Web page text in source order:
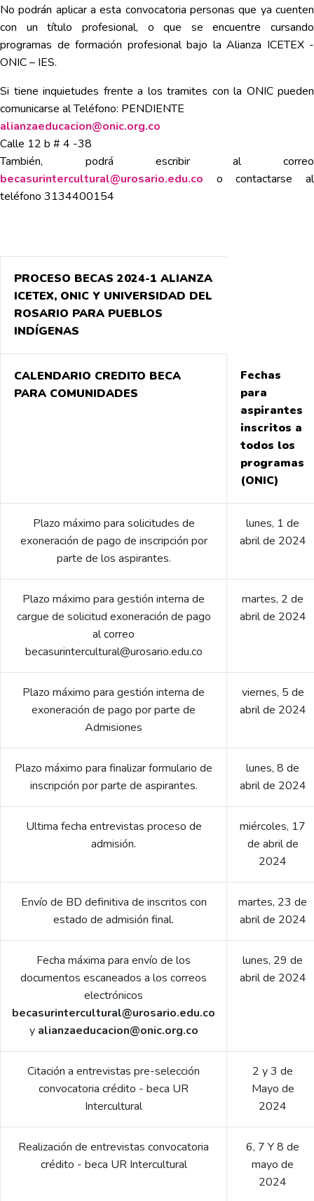
No podrán aplicar a esta convocatoria personas que ya cuenten
con un título profesional, o que se encuentre cursando
programas de formación profesional bajo la Alianza ICETEX -
ONIC – IES.
Si tiene inquietudes frente a los tramites con la ONIC pueden
comunicarse al Teléfono: PENDIENTE
alianzaeducacion@onic.org.co
Calle 12 b # 4 -38
También, podrá escribir al correo
becasurintercultural@urosario.edu.co o contactarse al
teléfono 3134400154
PROCESO BECAS 2024-1 ALIANZA
ICETEX, ONIC Y UNIVERSIDAD DEL
ROSARIO PARA PUEBLOS
INDÍGENAS
CALENDARIO CREDITO BECA
PARA COMUNIDADES
Fechas
para
aspirantes
inscritos a
todos los
programas
(ONIC)
Plazo máximo para solicitudes de
exoneración de pago de inscripción por
parte de los aspirantes.
lunes, 1 de
abril de 2024
Plazo máximo para gestión interna de
cargue de solicitud exoneración de pago
al correo
becasurintercultural@urosario.edu.co
martes, 2 de
abril de 2024
Plazo máximo para gestión interna de
exoneración de pago por parte de
Admisiones
viernes, 5 de
abril de 2024
Plazo máximo para finalizar formulario de
inscripción por parte de aspirantes.
lunes, 8 de
abril de 2024
Ultima fecha entrevistas proceso de
admisión.
miércoles, 17
de abril de
2024
Envío de BD definitiva de inscritos con
estado de admisión final.
martes, 23 de
abril de 2024
Fecha máxima para envío de los
documentos escaneados a los correos
electrónicos
becasurintercultural@urosario.edu.co
y alianzaeducacion@onic.org.co
lunes, 29 de
abril de 2024
Citación a entrevistas pre-selección
convocatoria crédito - beca UR
Intercultural
2 y 3 de
Mayo de
2024
Realización de entrevistas convocatoria
crédito - beca UR Intercultural
6, 7 Y 8 de
mayo de
2024